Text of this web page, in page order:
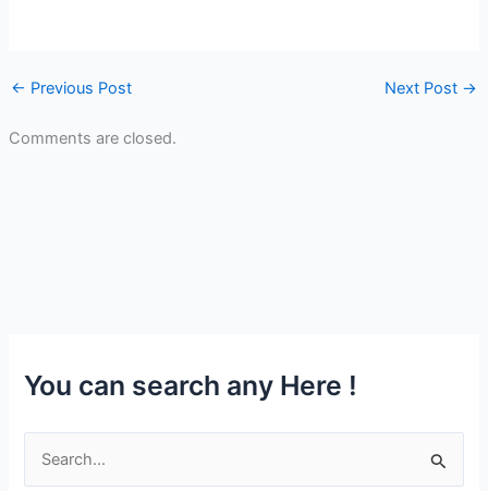
← Previous Post Next Post →
Comments are closed.
You can search any Here !